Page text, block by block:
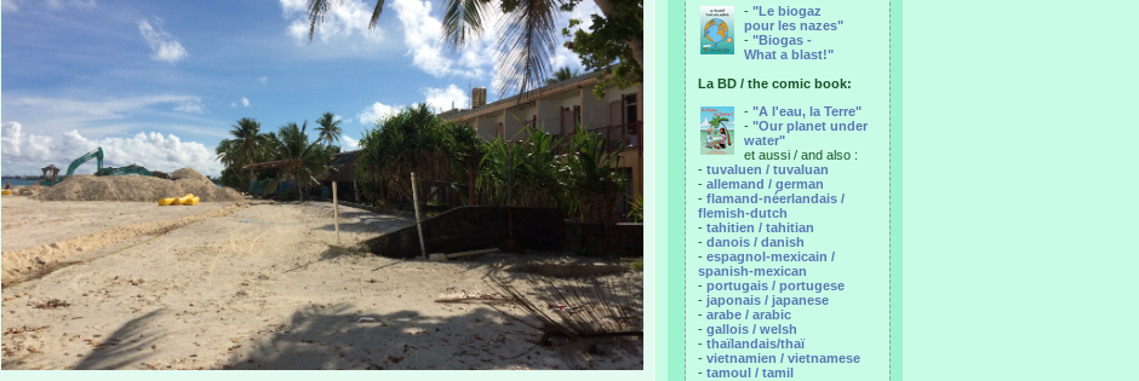
- "Le biogaz
pour les nazes"
- "Biogas -
What a blast!"
La BD / the comic book:
- "A l'eau, la Terre"
- "Our planet under
water"
et aussi / and also :
- tuvaluen / tuvaluan
- allemand / german
- flamand-néerlandais /
flemish-dutch
- tahitien / tahitian
- danois / danish
- espagnol-mexicain /
spanish-mexican
- portugais / portugese
- japonais / japanese
- arabe / arabic
- gallois / welsh
- thaïlandais/thaï
- vietnamien / vietnamese
- tamoul / tamil